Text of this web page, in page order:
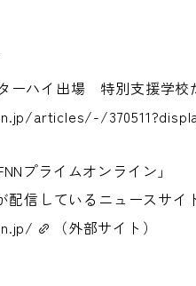
ーハイ出場 特別支援学校
articles/-/
プライムオンライン」
信しているニュースサイ
（外部サイト）